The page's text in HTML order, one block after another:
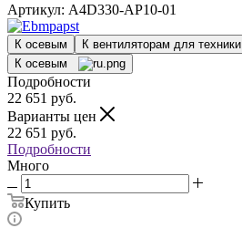
Артикул: A4D330-AP10-01
К осевым К вентиляторам для техники
К осевым
Подробности
22 651 руб.
Варианты цен
22 651 руб.
Подробности
Много
Купить